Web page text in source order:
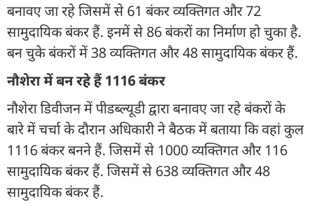
बनावए जा रहे जिसमें से 61 बंकर व्यक्तिगत और 72
सामुदायिक बंकर हैं. इनमें से 86 बंकरों का निर्माण हो चुका है.
बन चुके बंकरों में 38 व्यक्तिगत और 48 सामुदायिक बंकर हैं.
नौशेरा में बन रहे हैं 1116 बंकर
नौशेरा डिवीजन में पीडब्ल्यूडी द्वारा बनावए जा रहे बंकरों के
बारे में चर्चा के दौरान अधिकारी ने बैठक में बताया कि वहां कुल
1116 बंकर बनने हैं. जिसमें से 1000 व्यक्तिगत और 116
सामुदायिक बंकर हैं. जिसमें से 638 व्यक्तिगत और 48
सामुदायिक बंकर हैं.